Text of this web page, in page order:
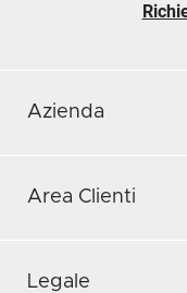
Azienda
Area Clienti
Legale